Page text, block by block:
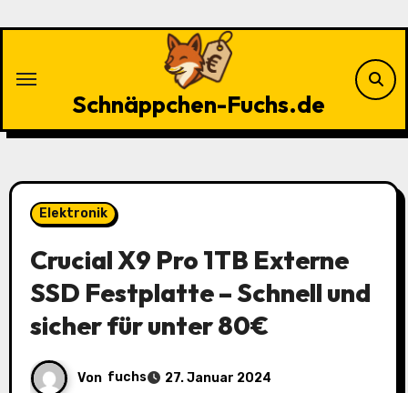
Schnäppchen-Fuchs.de
Elektronik
Crucial X9 Pro 1TB Externe
SSD Festplatte – Schnell und
sicher für unter 80€
Von fuchs
27. Januar 2024